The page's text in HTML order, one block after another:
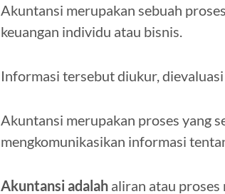
Akuntansi merupakan sebuah
keuangan individu atau bisnis.
Informasi tersebut diukur,
Akuntansi merupakan proses yang
mengkomunikasikan informasi
Akuntansi adalah aliran atau